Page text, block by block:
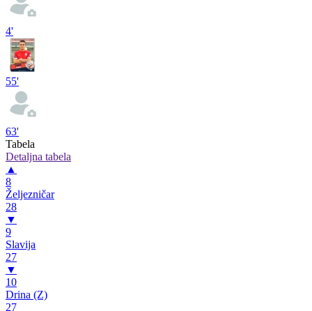
4'
55'
63'
Tabela
Detaljna tabela
▲
8
Željezničar
28
▼
9
Slavija
27
▼
10
Drina (Z)
27